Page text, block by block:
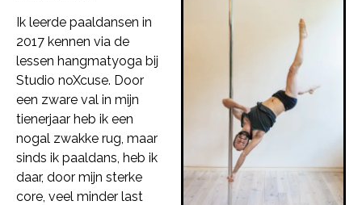
Ik leerde paaldansen in
2017 kennen via de
lessen hangmatyoga bij
Studio noXcuse. Door
een zware val in mijn
tienerjaar heb ik een
nogal zwakke rug, maar
sinds ik paaldans, heb ik
daar, door mijn sterke
core, veel minder last